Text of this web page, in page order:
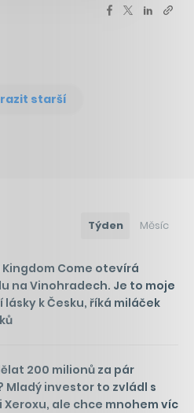
starší
Týden Měsíc
Kingdom Come otevírá
na Vinohradech. Je to moje
lásky k Česku, říká miláček
200 milionů za pár
Mladý investor to zvládl s
Xeroxu, ale chce mnohem víc